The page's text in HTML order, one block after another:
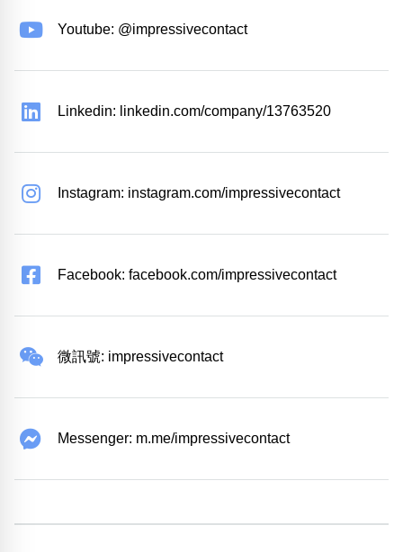
Youtube: @impressivecontact
Linkedin: linkedin.com/company/13763520
Instagram: instagram.com/impressivecontact
Facebook: facebook.com/impressivecontact
微訊號: impressivecontact
Messenger: m.me/impressivecontact